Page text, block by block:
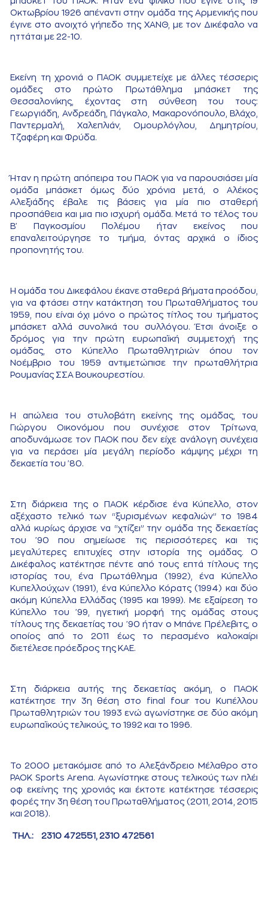
Οκτωβρίου 1926 απέναντι στην ομάδα της Αρμενικής που
έγινε στο ανοιχτό γήπεδο της ΧΑΝΘ, με τον Δικέφαλο να
ηττάται με 22-10.
Εκείνη τη χρονιά ο ΠΑΟΚ συμμετείχε με άλλες τέσσερις
ομάδες στο πρώτο Πρωτάθλημα μπάσκετ της
Θεσσαλονίκης, έχοντας στη σύνθεση του τους:
Γεωργιάδη, Ανδρεάδη, Πάγκαλο, Μακαρονόπουλο, Βλάχο,
Παντερμαλή, Χαλεπλιάν, Ομουρλόγλου, Δημητρίου,
Τζαφέρη και Φρύδα.
Ήταν η πρώτη απόπειρα του ΠΑΟΚ για να παρουσιάσει μία
ομάδα μπάσκετ όμως δύο χρόνια μετά, ο Αλέκος
Αλεξιάδης έβαλε τις βάσεις για μία πιο σταθερή
προσπάθεια και μια πιο ισχυρή ομάδα. Μετά το τέλος του
Β' Παγκοσμίου Πολέμου ήταν εκείνος που
επαναλειτούργησε το τμήμα, όντας αρχικά ο ίδιος
προπονητής του.
Η ομάδα του Δικεφάλου έκανε σταθερά βήματα προόδου,
για να φτάσει στην κατάκτηση του Πρωταθλήματος του
1959, που είναι όχι μόνο ο πρώτος τίτλος του τμήματος
μπάσκετ αλλά συνολικά του συλλόγου. Έτσι άνοιξε ο
δρόμος για την πρώτη ευρωπαϊκή συμμετοχή της
ομάδας, στο Κύπελλο Πρωταθλητριών όπου τον
Νοέμβριο του 1959 αντιμετώπισε την πρωταθλήτρια
Ρουμανίας ΣΣΑ Βουκουρεστίου.
Η απώλεια του στυλοβάτη εκείνης της ομάδας, του
Γιώργου Οικονόμου που συνέχισε στον Τρίτωνα,
αποδυνάμωσε τον ΠΑΟΚ που δεν είχε ανάλογη συνέχεια
για να περάσει μία μεγάλη περίοδο κάμψης μέχρι τη
δεκαετία του '80.
Στη διάρκεια της ο ΠΑΟΚ κέρδισε ένα Κύπελλο, στον
αξέχαστο τελικό των “ξυρισμένων κεφαλιών” το 1984
αλλά κυρίως άρχισε να “χτίζει” την ομάδα της δεκαετίας
του '90 που σημείωσε τις περισσότερες και τις
μεγαλύτερες επιτυχίες στην ιστορία της ομάδας. Ο
Δικέφαλος κατέκτησε πέντε από τους επτά τίτλους της
ιστορίας του, ένα Πρωτάθλημα (1992), ένα Κύπελλο
Κυπελλούχων (1991), ένα Κύπελλο Κόρατς (1994) και δύο
ακόμη Κύπελλα Ελλάδας (1995 και 1999). Με εξαίρεση το
Κύπελλο του '99, ηγετική μορφή της ομάδας στους
τίτλους της δεκαετίας του '90 ήταν ο Μπάνε Πρέλεβιτς, ο
οποίος από το 2011 έως το περασμένο καλοκαίρι
διετέλεσε πρόεδρος της ΚΑΕ.
Στη διάρκεια αυτής της δεκαετίας ακόμη, ο ΠΑΟΚ
κατέκτησε την 3η θέση στο final four του Κυπέλλου
Πρωταθλητριών του 1993 ενώ αγωνίστηκε σε δύο ακόμη
ευρωπαϊκούς τελικούς, το 1992 και το 1996.
Το 2000 μετακόμισε από το Αλεξάνδρειο Μέλαθρο στο
PAOK Sports Arena. Αγωνίστηκε στους τελικούς των πλέι
οφ εκείνης της χρονιάς και έκτοτε κατέκτησε τέσσερις
φορές την 3η θέση του Πρωταθλήματος (2011, 2014, 2015
και 2018).
ΤΗΛ.: 2310 472551, 2310 472561